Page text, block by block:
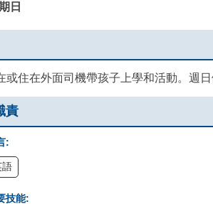
日
或住在外面司機帶孩子上學和活動。週日
責
:
語
技能: